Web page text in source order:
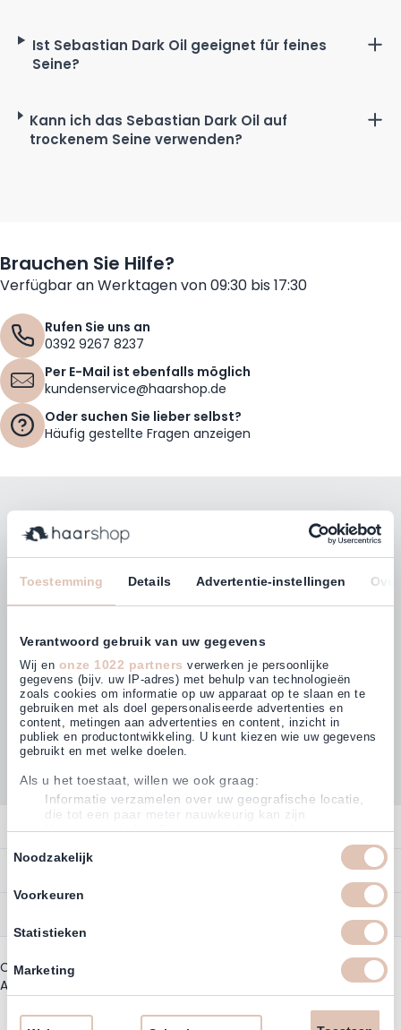
Toestemming Details Advertentie-instellingen Over
Verantwoord gebruik van uw gegevens
Wij en onze 1022 partners verwerken je persoonlijke
gegevens (bijv. uw IP-adres) met behulp van technologieën
zoals cookies om informatie op uw apparaat op te slaan en te
gebruiken met als doel gepersonaliseerde advertenties en
content, metingen aan advertenties en content, inzicht in
publiek en productontwikkeling. U kunt kiezen wie uw gegevens
gebruikt en met welke doelen.
Als u het toestaat, willen we ook graag:
Informatie verzamelen over uw geografische locatie,
die tot een paar meter nauwkeurig kan zijn
Uw apparaat identificeren door het actief te scannen
Lees meer over hoe uw persoonlijke gegevens worden verwerkt
toestemming op elk moment wijzigen of intrekken in de
Om Haarshop.nl voor jou nog makkelijker en persoonlijker te
technieken). Met deze cookies kunnen wij en derde partijen
informatie over jou verzamelen en jouw internetgedrag binnen,
en mogelijk ook buiten, onze website volgen. Met deze
informatie passen wij en derde partijen de website, onze
communicatie en advertenties aan op jouw interesses en profiel.
Noodzakelijk
Voorkeuren
Statistieken
Marketing
tot 3 keer per week für optimale verzorging. Voor dagelijks
stylen kun je de olie, Taming Elixir en Fragrant Mist elke dag
gebruiken.
Ist Sebastian Dark Oil geeignet für feines
Seine?
Sie nur wenige Tropfen in den Längen und Spitzen, um
Beschwerung zu vermeiden.
Kann ich das Sebastian Dark Oil auf
trockenem Seine verwenden?
Brauchen Sie Hilfe?
Verfügbar an Werktagen von 09:30 bis 17:30
Rufen Sie uns an
0392 9267 8237
Per E-Mail ist ebenfalls möglich
kundenservice@haarshop.de
Oder suchen Sie lieber selbst?
Häufig gestellte Fragen anzeigen
Kontakt
Konto
Datenschutzerklaerung
Zurücksenden
Besorgung
Stornieren
Newsletter und Rabattcodes
Bleiben Sie mit unserem Newsletter auf dem
Laufenden!
E-Mailadresse
Abonnieren
Kunden bewerten uns mit
4,63 (874)
Copyright © 2003 - 2026 - Haarshop.de
AGB